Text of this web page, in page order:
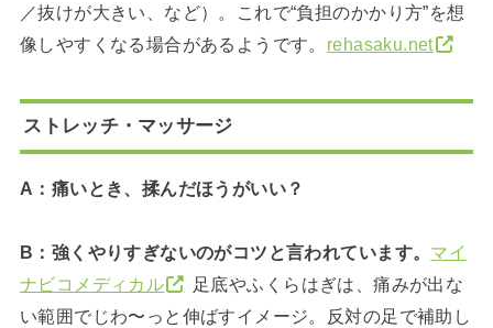
／抜けが大きい、など）。これで“負担のかかり方”を想
像しやすくなる場合があるようです。 rehasaku.net
ストレッチ・マッサージ
A：痛いとき、揉んだほうがいい？
B：強くやりすぎないのがコツと言われています。 マイ
ナビコメディカル
足底やふくらはぎは、痛みが出な
い範囲でじわ〜っと伸ばすイメージ。反対の足で補助し